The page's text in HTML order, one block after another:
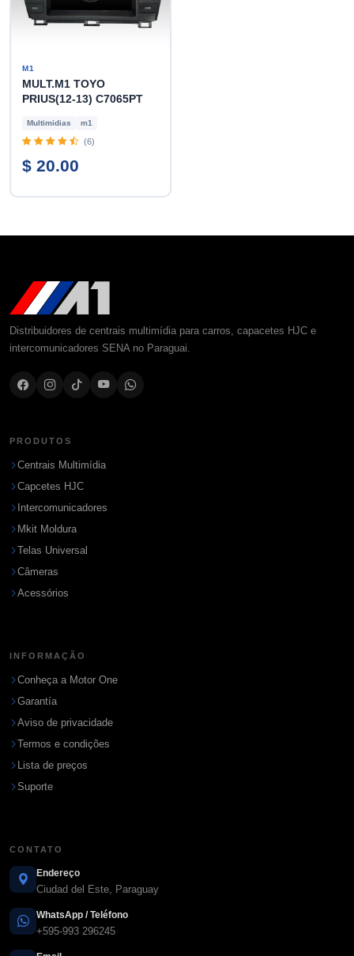
M1
MULT.M1 TOYO
PRIUS(12-13) C7065PT
Multimidias m1
(6)
$ 20.00
Distribuidores de centrais multimídia para carros, capacetes HJC e
intercomunicadores SENA no Paraguai.
PRODUTOS
Centrais Multimídia
Capcetes HJC
Intercomunicadores
Mkit Moldura
Telas Universal
Câmeras
Acessórios
INFORMAÇÃO
Conheça a Motor One
Garantía
Aviso de privacidade
Termos e condições
Lista de preços
Suporte
CONTATO
Endereço
Ciudad del Este, Paraguay
WhatsApp / Teléfono
+595-993 296245